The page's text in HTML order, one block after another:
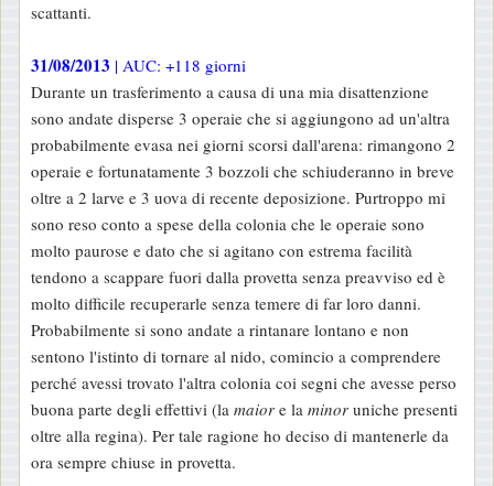
scattanti.
31/08/2013 | AUC: +118 giorni
Durante un trasferimento a causa di una mia disattenzione
sono andate disperse 3 operaie che si aggiungono ad un'altra
probabilmente evasa nei giorni scorsi dall'arena: rimangono 2
operaie e fortunatamente 3 bozzoli che schiuderanno in breve
oltre a 2 larve e 3 uova di recente deposizione. Purtroppo mi
sono reso conto a spese della colonia che le operaie sono
molto paurose e dato che si agitano con estrema facilità
tendono a scappare fuori dalla provetta senza preavviso ed è
molto difficile recuperarle senza temere di far loro danni.
Probabilmente si sono andate a rintanare lontano e non
sentono l'istinto di tornare al nido, comincio a comprendere
perché avessi trovato l'altra colonia coi segni che avesse perso
buona parte degli effettivi (la maior e la minor uniche presenti
oltre alla regina). Per tale ragione ho deciso di mantenerle da
ora sempre chiuse in provetta.